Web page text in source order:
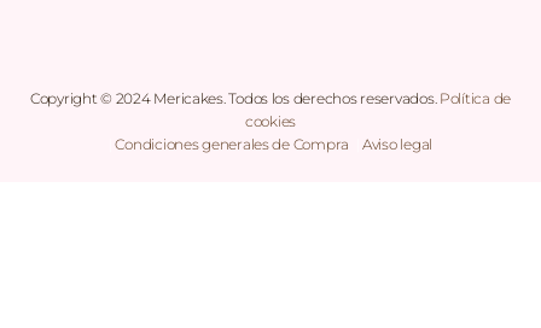
Copyright © 2024 Mericakes. Todos los derechos reservados. Política de
cookies
|Condiciones generales de Compra Aviso legal